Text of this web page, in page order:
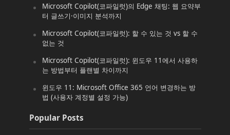
Microsoft Copilot(코파일럿)의 Edge 채팅: 웹 요약부
터 글쓰기·이미지 분석까지
Microsoft Copilot(코파일럿): 할 수 있는 것 vs 할 수
없는 것
Microsoft Copilot(코파일럿): 윈도우 11에서 사용하
는 방법부터 플랜별 차이까지
윈도우 11: Microsoft Office 365 언어 변경하는 방
법 (사용자 계정별 설정 가능)
Popular Posts